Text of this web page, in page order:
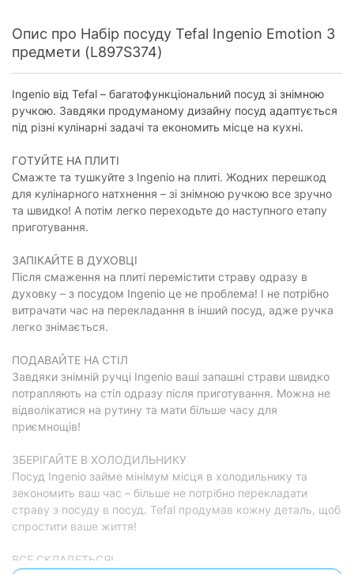
Опис про Набір посуду Tefal Ingenio Emotion 3
предмети (L897S374)
Ingenio від Tefal – багатофункціональний посуд зі знімною
ручкою. Завдяки продуманому дизайну посуд адаптується
під різні кулінарні задачі та економить місце на кухні.
ГОТУЙТЕ НА ПЛИТІ
Смажте та тушкуйте з Ingenio на плиті. Жодних перешкод
для кулінарного натхнення – зі знімною ручкою все зручно
та швидко! А потім легко переходьте до наступного етапу
приготування.
ЗАПІКАЙТЕ В ДУХОВЦІ
Після смаження на плиті перемістити страву одразу в
духовку – з посудом Ingenio це не проблема! І не потрібно
витрачати час на перекладання в інший посуд, адже ручка
легко знімається.
ПОДАВАЙТЕ НА СТІЛ
Завдяки знімній ручці Ingenio ваші запашні страви швидко
потрапляють на стіл одразу після приготування. Можна не
відволікатися на рутину та мати більше часу для
приємнощів!
ЗБЕРІГАЙТЕ В ХОЛОДИЛЬНИКУ
Посуд Ingenio займе мінімум місця в холодильнику та
зекономить ваш час – більше не потрібно перекладати
страву з посуду в посуд. Tefal продумав кожну деталь, щоб
спростити ваше життя!
ВСЕ СКЛАДЕТЬСЯ!